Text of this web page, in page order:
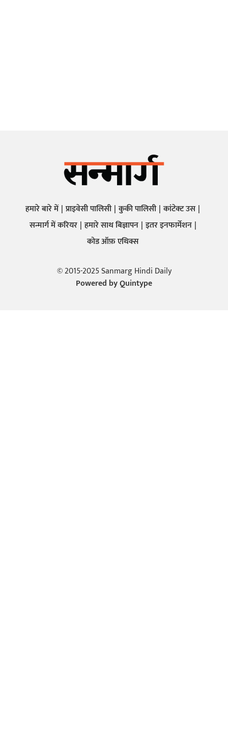
हमारे बारे में प्राइवेसी पालिसी कुकी पालिसी कांटेक्ट उस
सन्मार्ग में करियर हमारे साथ बिज्ञापन इतर इनफार्मेशन
कोड ऑफ़ एथिक्स
© 2015-2025 Sanmarg Hindi Daily
Powered byQuintype